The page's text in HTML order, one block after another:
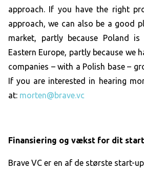
approach. If you have the right
approach, we can also be a good
market, partly because Poland
Eastern Europe, partly because we
companies – with a Polish base –
If you are interested in hearing
at: morten@brave.vc
Finansiering og vækst for dit
Brave VC er en af de største start-